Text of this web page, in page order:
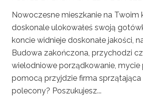
Nowoczesne mieszkanie na Twoim
doskonale ulokowałeś swoją
koncie widnieje doskonałe jakości,
Budowa zakończona, przychodzi
wielodniowe porządkowanie, mycie
pomocą przyjdzie firma
polecony? Poszukujesz...